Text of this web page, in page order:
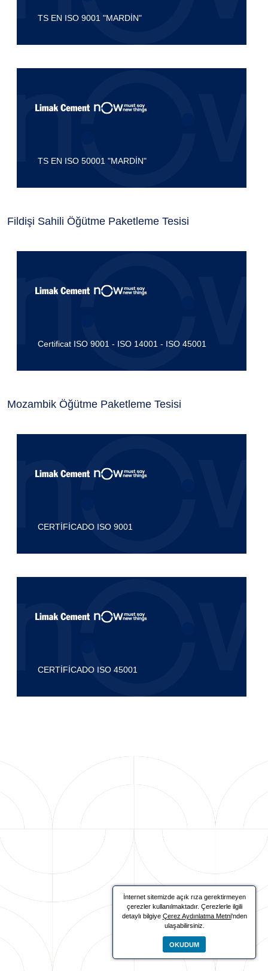
TS EN ISO 9001 "MARDİN"
TS EN ISO 50001 "MARDİN"
Fildişi Sahili Öğütme Paketleme Tesisi
Certificat ISO 9001 - ISO 14001 - ISO 45001
Mozambik Öğütme Paketleme Tesisi
CERTİFİCADO ISO 9001
CERTİFİCADO ISO 45001
İnternet sitemizde açık rıza gerektirmeyen
çerezler kullanılmaktadır. Çerezlerle ilgili
detaylı bilgiye Çerez Aydınlatma Metni'nden
ulaşabilirsiniz.
OKUDUM